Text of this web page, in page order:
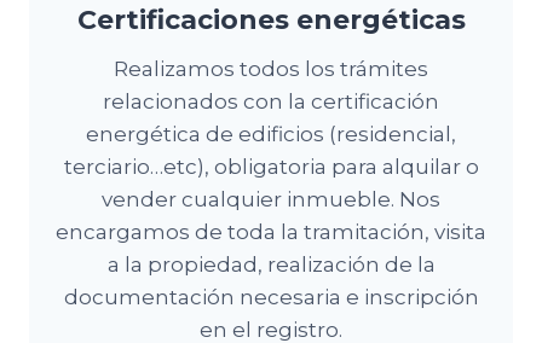
Certificaciones energéticas
Realizamos todos los trámites
relacionados con la certificación
energética de edificios (residencial,
terciario…etc), obligatoria para alquilar o
vender cualquier inmueble. Nos
encargamos de toda la tramitación, visita
a la propiedad, realización de la
documentación necesaria e inscripción
en el registro.